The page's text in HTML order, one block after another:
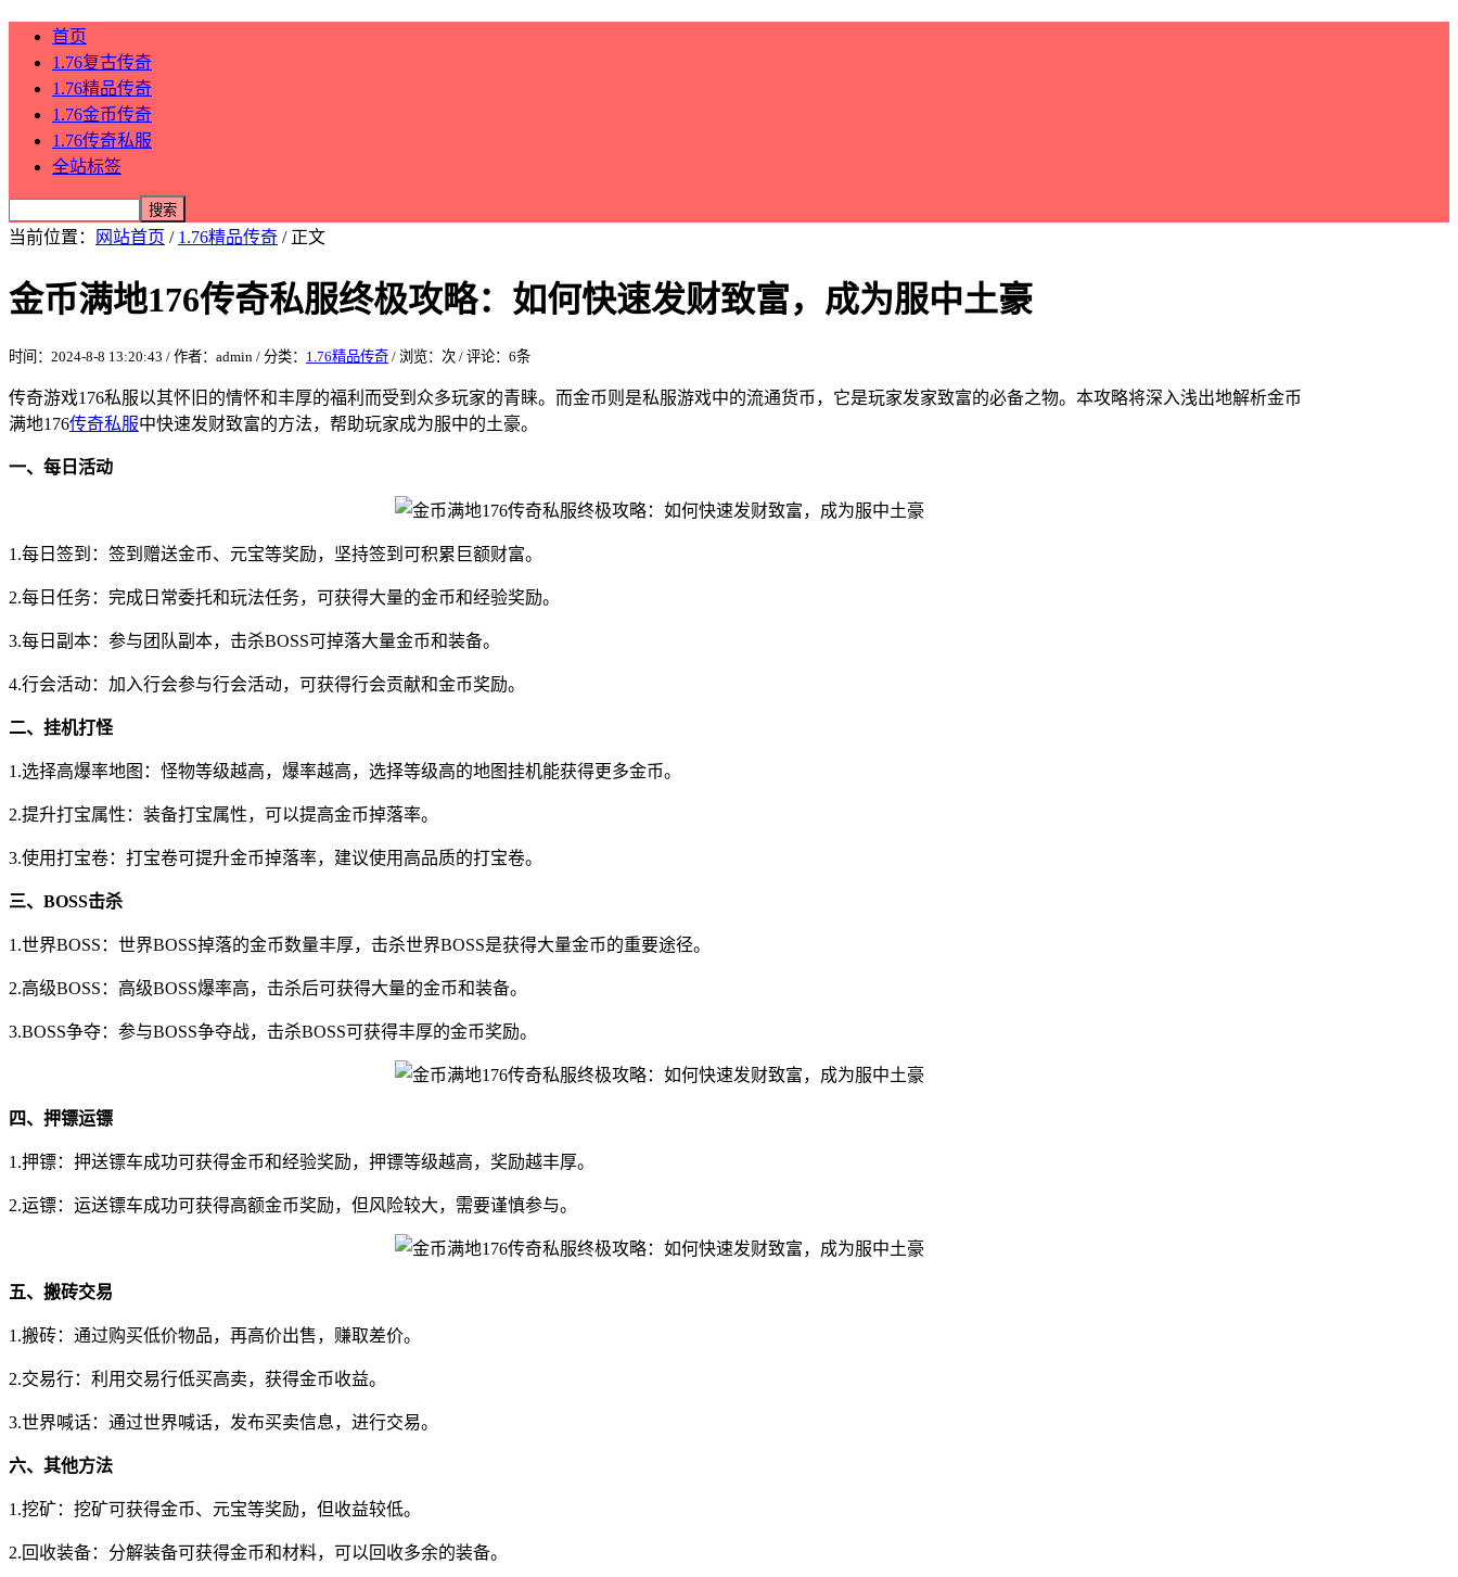
首页
1.76复古传奇
1.76精品传奇
1.76金币传奇
1.76传奇私服
全站标签
当前位置： 网站首页 / 1.76精品传奇 / 正文
金币满地176传奇私服终极攻略：如何快速发财致富，成为服中土豪
时间：2024-8-8 13:20:43 / 作者：admin / 分类： 1.76精品传奇 / 浏览： 次 / 评论：6条
传奇游戏176私服以其怀旧的情怀和丰厚的福利而受到众多玩家的青睐。而金币则是私服游戏中的流通货币，它是玩家发家致富的必备之物。本攻略将深入浅出地解析金币
满地176传奇私服中快速发财致富的方法，帮助玩家成为服中的土豪。
一、每日活动
1.每日签到：签到赠送金币、元宝等奖励，坚持签到可积累巨额财富。
2.每日任务：完成日常委托和玩法任务，可获得大量的金币和经验奖励。
3.每日副本：参与团队副本，击杀BOSS可掉落大量金币和装备。
4.行会活动：加入行会参与行会活动，可获得行会贡献和金币奖励。
二、挂机打怪
1.选择高爆率地图：怪物等级越高，爆率越高，选择等级高的地图挂机能获得更多金币。
2.提升打宝属性：装备打宝属性，可以提高金币掉落率。
3.使用打宝卷：打宝卷可提升金币掉落率，建议使用高品质的打宝卷。
三、BOSS击杀
1.世界BOSS：世界BOSS掉落的金币数量丰厚，击杀世界BOSS是获得大量金币的重要途径。
2.高级BOSS：高级BOSS爆率高，击杀后可获得大量的金币和装备。
3.BOSS争夺：参与BOSS争夺战，击杀BOSS可获得丰厚的金币奖励。
四、押镖运镖
1.押镖：押送镖车成功可获得金币和经验奖励，押镖等级越高，奖励越丰厚。
2.运镖：运送镖车成功可获得高额金币奖励，但风险较大，需要谨慎参与。
五、搬砖交易
1.搬砖：通过购买低价物品，再高价出售，赚取差价。
2.交易行：利用交易行低买高卖，获得金币收益。
3.世界喊话：通过世界喊话，发布买卖信息，进行交易。
六、其他方法
1.挖矿：挖矿可获得金币、元宝等奖励，但收益较低。
2.回收装备：分解装备可获得金币和材料，可以回收多余的装备。